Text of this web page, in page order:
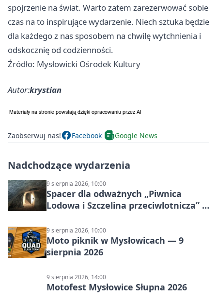
spojrzenie na świat. Warto zatem zarezerwować sobie
czas na to inspirujące wydarzenie. Niech sztuka będzie
dla każdego z nas sposobem na chwilę wytchnienia i
odskocznię od codzienności.
Źródło: Mysłowicki Ośrodek Kultury
Autor:krystian
Zaobserwuj nas! Facebook Google News
Nadchodzące wydarzenia
9 sierpnia 2026, 10:00
Spacer dla odważnych „Piwnica
Lodowa i Szczelina przeciwlotnicza” –
9 sierpnia 2026, 10:00
Moto piknik w Mysłowicach — 9
sierpnia 2026
9 sierpnia 2026, 14:00
Motofest Mysłowice Słupna 2026